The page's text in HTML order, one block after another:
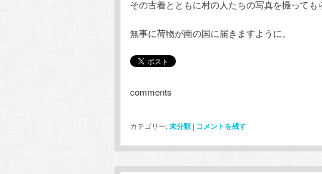
その古着とともに村の人たちの写真を撮っても
無事に荷物が南の国に届きますように。
comments
カテゴリー:未分類 | コメントを残す